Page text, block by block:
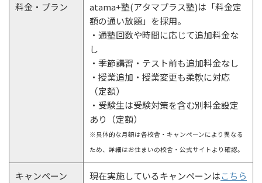
料金・プラン
atama+塾(アタマプラス塾)は「料金定
額の通い放題」を採用。
・通塾回数や時間に応じて追加料金な
し
・季節講習・テスト前も追加料金なし
・授業追加・授業変更も柔軟に対応
（定額）
・受験生は受験対策を含む別料金設定
あり（定額）
※具体的な月額は各校舎・キャンペーンにより異なる
ため、詳細はお住まいの校舎・公式サイトより確認。
キャンペーン 現在実施しているキャンペーンはこちら